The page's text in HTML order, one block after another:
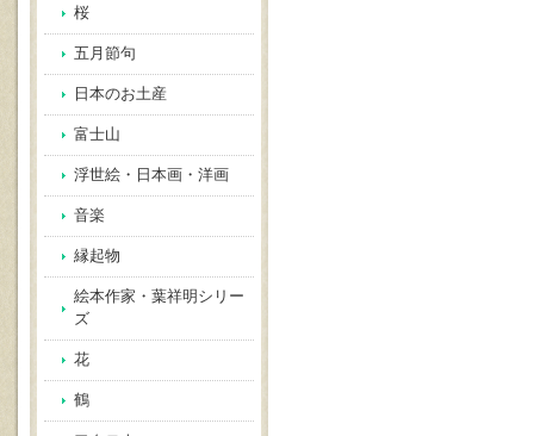
桜
五月節句
日本のお土産
富士山
浮世絵・日本画・洋画
音楽
縁起物
絵本作家・葉祥明シリー
ズ
花
鶴